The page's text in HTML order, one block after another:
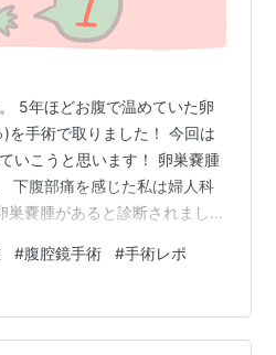
5年ほどお腹で温めていた卵
を手術で取りました！ 今回は
いこうと思います！ 卵巣嚢腫
下腹部痛を感じた私は婦人科
巣嚢腫があると診断されまし
えると茎捻転(けいねんてん)
な痛みを伴うことがありま
腫は5㎝あったのですが微妙
3ヶ月ごとに経過観察をするこ
#腹腔鏡手術 #手術レポ